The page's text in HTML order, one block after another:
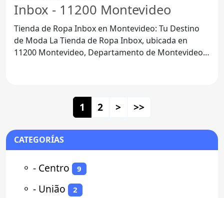
Inbox - 11200 Montevideo
Tienda de Ropa Inbox en Montevideo: Tu Destino
de Moda La Tienda de Ropa Inbox, ubicada en
11200 Montevideo, Departamento de Montevideo,
1 2 > >>
CATEGORÍAS
⚬ - Centro 9
⚬ - União 2